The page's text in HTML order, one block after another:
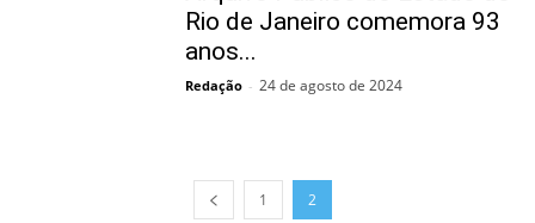
Rio de Janeiro comemora 93
anos...
Redação - 24 de agosto de 2024
1 2